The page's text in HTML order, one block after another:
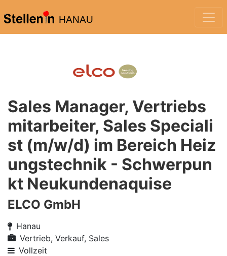
HANAU
Sales Manager, Vertriebs
mitarbeiter, Sales Speciali
st (m/w/d) im Bereich Heiz
ungstechnik - Schwerpun
kt Neukundenaquise
ELCO GmbH
Hanau
Vertrieb, Verkauf, Sales
Vollzeit